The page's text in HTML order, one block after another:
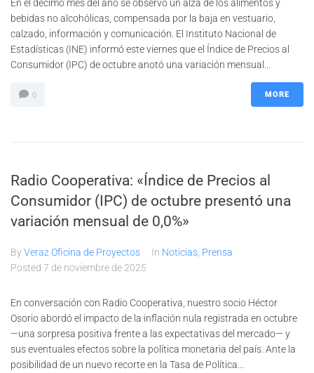
En el décimo mes del año se observó un alza de los alimentos y
bebidas no alcohólicas, compensada por la baja en vestuario,
calzado, información y comunicación. El Instituto Nacional de
Estadísticas (INE) informó este viernes que el Índice de Precios al
Consumidor (IPC) de octubre anotó una variación mensual...
0 MORE
Radio Cooperativa: «Índice de Precios al
Consumidor (IPC) de octubre presentó una
variación mensual de 0,0%»
ByVeraz Oficina de Proyectos In Noticias, Prensa
Posted 7 de noviembre de 2025
En conversación con Radio Cooperativa, nuestro socio Héctor
Osorio abordó el impacto de la inflación nula registrada en octubre
—una sorpresa positiva frente a las expectativas del mercado— y
sus eventuales efectos sobre la política monetaria del país. Ante la
posibilidad de un nuevo recorte en la Tasa de Política...